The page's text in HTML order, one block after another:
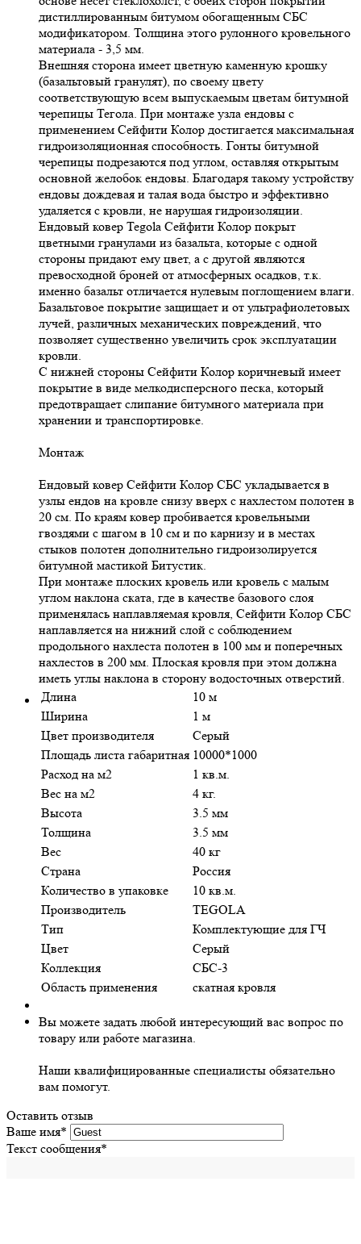
дистиллированным битумом обогащенным СБС
модификатором. Толщина этого рулонного кровельного
материала - 3,5 мм.
Внешняя сторона имеет цветную каменную крошку
(базальтовый гранулят), по своему цвету
соответствующую всем выпускаемым цветам битумной
черепицы Тегола. При монтаже узла ендовы с
применением Сейфити Колор достигается максимальная
гидроизоляционная способность. Гонты битумной
черепицы подрезаются под углом, оставляя открытым
основной желобок ендовы. Благодаря такому устройству
ендовы дождевая и талая вода быстро и эффективно
удаляется с кровли, не нарушая гидроизоляции.
Ендовый ковер Tegola Сейфити Колор покрыт
цветными гранулами из базальта, которые с одной
стороны придают ему цвет, а с другой являются
превосходной броней от атмосферных осадков, т.к.
именно базальт отличается нулевым поглощением влаги.
Базальтовое покрытие защищает и от ультрафиолетовых
лучей, различных механических повреждений, что
позволяет существенно увеличить срок эксплуатации
кровли.
С нижней стороны Сейфити Колор коричневый имеет
покрытие в виде мелкодисперсного песка, который
предотвращает слипание битумного материала при
хранении и транспортировке.
Монтаж
Ендовый ковер Сейфити Колор СБС укладывается в
узлы ендов на кровле снизу вверх с нахлестом полотен в
20 см. По краям ковер пробивается кровельными
гвоздями с шагом в 10 см и по карнизу и в местах
стыков полотен дополнительно гидроизолируется
битумной мастикой Битустик.
При монтаже плоских кровель или кровель с малым
углом наклона ската, где в качестве базового слоя
применялась наплавляемая кровля, Сейфити Колор СБС
наплавляется на нижний слой с соблюдением
продольного нахлеста полотен в 100 мм и поперечных
нахлестов в 200 мм. Плоская кровля при этом должна
иметь углы наклона в сторону водосточных отверстий.
Длина
10 м
Ширина
1 м
Цвет производителя
Серый
Площадь листа габаритная 10000*1000
Расход на м2
1 кв.м.
Вес на м2
4 кг.
Высота
3.5 мм
Толщина
3.5 мм
Вес
40 кг
Страна
Россия
Количество в упаковке
10 кв.м.
Производитель
TEGOLA
Тип
Комплектующие для ГЧ
Цвет
Серый
Коллекция
СБС-3
Область применения
скатная кровля
Вы можете задать любой интересующий вас вопрос по
товару или работе магазина.
Наши квалифицированные специалисты обязательно
вам помогут.
Оставить отзыв
Ваше имя*
Текст сообщения*